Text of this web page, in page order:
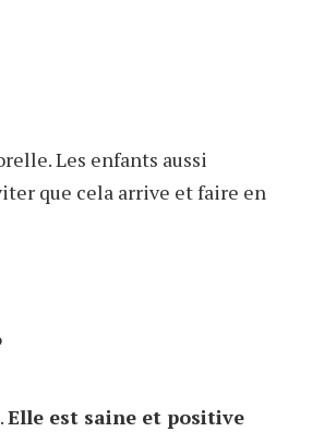
Les enfants aussi
que cela arrive et faire en
Elle est saine et positive